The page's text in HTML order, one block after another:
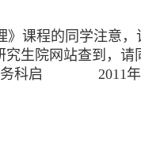
课程的同学注意，
生院网站查到，请
年10月